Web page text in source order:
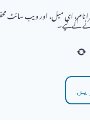
نام، ای میل، اور ویب سائٹ
کےلیے۔